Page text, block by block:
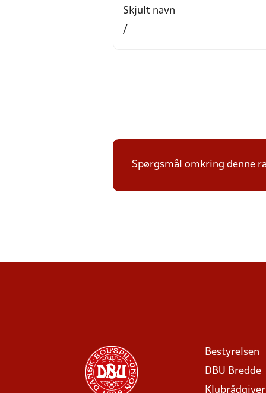
Skjult navn
/
Spørgsmål omkring denne
Bestyrelsen
DBU Bredde